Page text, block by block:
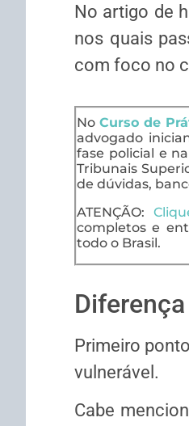
No artigo de
nos quais
com foco no
No Curso de
advogado
fase policial e
Tribunais
de dúvidas,
ATENÇÃO:
completos e
todo o Brasil.
Primeiro
vulnerável.
Cabe